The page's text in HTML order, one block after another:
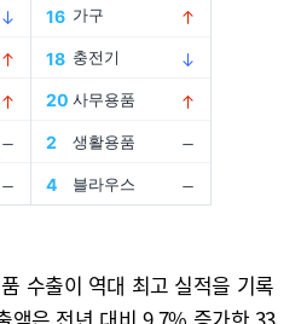
수출이 역대 최고 실적을 기록